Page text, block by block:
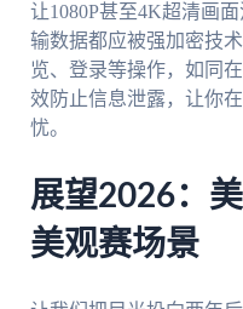
让1080P甚至4K超清画
输数据都应被强加密技
览、登录等操作，如同
效防止信息泄露，让你
忧。
展望2026：
美观赛场景